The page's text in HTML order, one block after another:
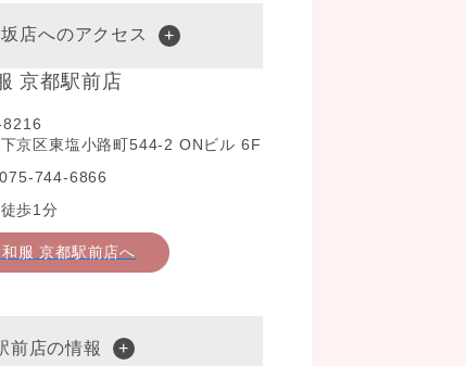
店へのアクセス
京都駅前店
京区東塩小路町544-2 ONビル 6F
744-6866
歩1分
服 京都駅前店へ
前店の情報